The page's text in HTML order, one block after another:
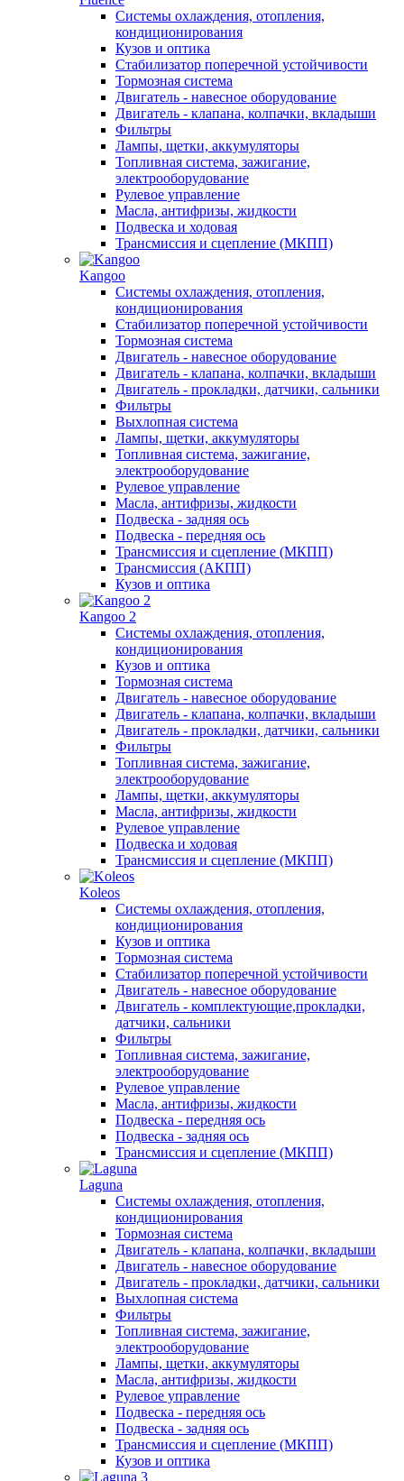
Системы охлаждения, отопления,
кондиционирования
Кузов и оптика
Стабилизатор поперечной устойчивости
Тормозная система
Двигатель - навесное оборудование
Двигатель - клапана, колпачки, вкладыши
Фильтры
Лампы, щетки, аккумуляторы
Топливная система, зажигание,
электрооборудование
Рулевое управление
Масла, антифризы, жидкости
Подвеска и ходовая
Трансмиссия и сцепление (МКПП)
Kangoo
Системы охлаждения, отопления,
кондиционирования
Стабилизатор поперечной устойчивости
Тормозная система
Двигатель - навесное оборудование
Двигатель - клапана, колпачки, вкладыши
Двигатель - прокладки, датчики, сальники
Фильтры
Выхлопная система
Лампы, щетки, аккумуляторы
Топливная система, зажигание,
электрооборудование
Рулевое управление
Масла, антифризы, жидкости
Подвеска - задняя ось
Подвеска - передняя ось
Трансмиссия и сцепление (МКПП)
Трансмиссия (АКПП)
Кузов и оптика
Kangoo 2
Системы охлаждения, отопления,
кондиционирования
Кузов и оптика
Тормозная система
Двигатель - навесное оборудование
Двигатель - клапана, колпачки, вкладыши
Двигатель - прокладки, датчики, сальники
Фильтры
Топливная система, зажигание,
электрооборудование
Лампы, щетки, аккумуляторы
Масла, антифризы, жидкости
Рулевое управление
Подвеска и ходовая
Трансмиссия и сцепление (МКПП)
Koleos
Системы охлаждения, отопления,
кондиционирования
Кузов и оптика
Тормозная система
Стабилизатор поперечной устойчивости
Двигатель - навесное оборудование
Двигатель - комплектующие,прокладки,
датчики, сальники
Фильтры
Топливная система, зажигание,
электрооборудование
Рулевое управление
Масла, антифризы, жидкости
Подвеска - передняя ось
Подвеска - задняя ось
Трансмиссия и сцепление (МКПП)
Laguna
Системы охлаждения, отопления,
кондиционирования
Тормозная система
Двигатель - клапана, колпачки, вкладыши
Двигатель - навесное оборудование
Двигатель - прокладки, датчики, сальники
Выхлопная система
Фильтры
Топливная система, зажигание,
электрооборудование
Лампы, щетки, аккумуляторы
Масла, антифризы, жидкости
Рулевое управление
Подвеска - передняя ось
Подвеска - задняя ось
Трансмиссия и сцепление (МКПП)
Кузов и оптика